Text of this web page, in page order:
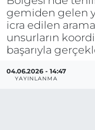
gemiden gelen
icra edilen
unsurların
başarıyla
04.06.2026 - 14:47
YAYINLANMA